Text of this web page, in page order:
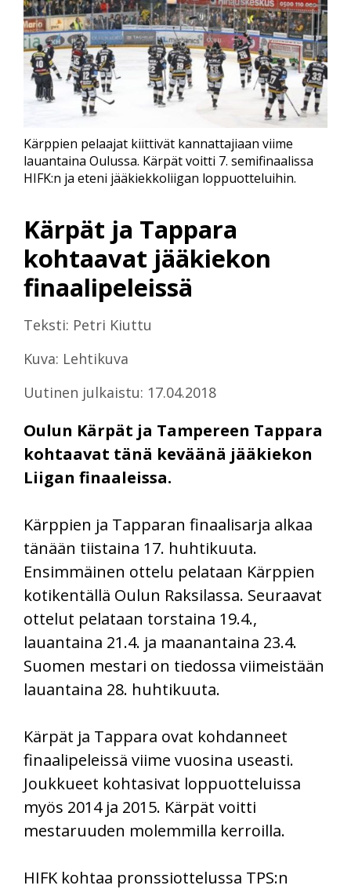
Kärpät ja Tappara
kohtaavat jääkiekon
finaalipeleissä
Teksti: Petri Kiuttu
Kuva: Lehtikuva
Uutinen julkaistu: 17.04.2018
Oulun Kärpät ja Tampereen Tappara
kohtaavat tänä keväänä jääkiekon
Liigan finaaleissa.
Kärppien pelaajat kiittivät kannattajiaan viime
lauantaina Oulussa. Kärpät voitti 7. semifinaalissa
HIFK:n ja eteni jääkiekkoliigan loppuotteluihin.
Kärppien ja Tapparan finaalisarja alkaa
tänään tiistaina 17. huhtikuuta.
Ensimmäinen ottelu pelataan Kärppien
kotikentällä Oulun Raksilassa. Seuraavat
ottelut pelataan torstaina 19.4.,
lauantaina 21.4. ja maanantaina 23.4.
Suomen mestari on tiedossa viimeistään
lauantaina 28. huhtikuuta.
Kärpät ja Tappara ovat kohdanneet
finaalipeleissä viime vuosina useasti.
Joukkueet kohtasivat loppuotteluissa
myös 2014 ja 2015. Kärpät voitti
mestaruuden molemmilla kerroilla.
HIFK kohtaa pronssiottelussa TPS:n